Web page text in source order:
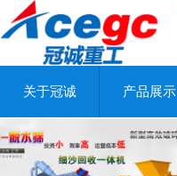
关于冠诚 产品展示